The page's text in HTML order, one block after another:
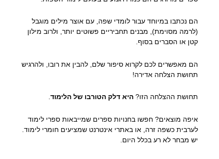
הם נכתבו במיוחד עבור לומדי שפה, עם אוצר מילים מוגבל
(לרמה מסוימת), מבנים תחביריים פשוטים יותר, ולרוב מילון
קטן או הסברים בסוף.
הם מאפשרים לכם לקרוא סיפור שלם, להבין את רובו, ולהרגיש
תחושת הצלחה אדירה!
תחושת ההצלחה הזו? היא דלק הטורבו של הלימוד.
איפה מוצאים? חפשו בחנויות ספרים שמייבאות ספרי לימוד
לערבית כשפה זרה, או באתרי אינטרנט שמציעים חומרי לימוד.
יש מבחר לא רע בכלל היום.